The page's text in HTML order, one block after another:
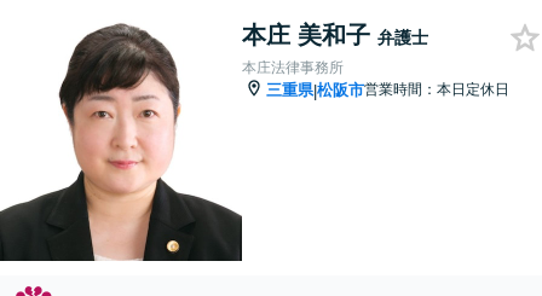
本庄 美和子 弁護士
本庄法律事務所
三重県|松阪市営業時間：本日定休日